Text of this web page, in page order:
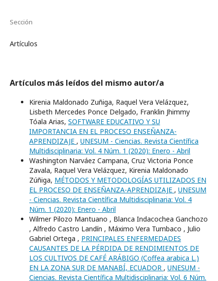
Sección
Artículos
Artículos más leídos del mismo autor/a
Kirenia Maldonado Zuñiga, Raquel Vera Velázquez,
Lisbeth Mercedes Ponce Delgado, Franklin Jhimmy
Tóala Arias, SOFTWARE EDUCATIVO Y SU
IMPORTANCIA EN EL PROCESO ENSEÑANZA-
APRENDIZAJE , UNESUM - Ciencias. Revista Científica
Multidisciplinaria: Vol. 4 Núm. 1 (2020): Enero - Abril
Washington Narváez Campana, Cruz Victoria Ponce
Zavala, Raquel Vera Velázquez, Kirenia Maldonado
Zúñiga, MÉTODOS Y METODOLOGÍAS UTILIZADOS EN
EL PROCESO DE ENSEÑANZA-APRENDIZAJE , UNESUM
- Ciencias. Revista Científica Multidisciplinaria: Vol. 4
Núm. 1 (2020): Enero - Abril
Wilmer Pilozo Mantuano , Blanca Indacochea Ganchozo
, Alfredo Castro Landí­n , Máximo Vera Tumbaco , Julio
Gabriel Ortega , PRINCIPALES ENFERMEDADES
CAUSANTES DE LA PÉRDIDA DE RENDIMIENTOS DE
LOS CULTIVOS DE CAFÉ ARÁBIGO (Coffea arabica L.)
EN LA ZONA SUR DE MANABÍ, ECUADOR , UNESUM -
Ciencias. Revista Científica Multidisciplinaria: Vol. 6 Núm.